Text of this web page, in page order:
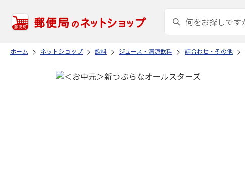
ホーム ネットショップ 飲料 ジュース・清涼飲料 詰合わせ・その他